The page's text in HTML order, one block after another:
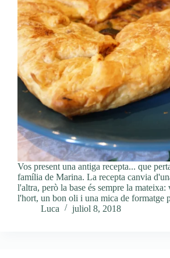
Vos present una antiga recepta... que
família de Marina. La recepta canvia
l'altra, però la base és sempre la mateixa:
l'hort, un bon oli i una mica de formatge
Luca
juliol 8, 2018